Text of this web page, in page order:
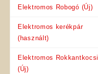
Elektromos Robogó (Új)
Elektromos kerékpár
(használt)
Elektromos Rokkantkocsi
(Új)